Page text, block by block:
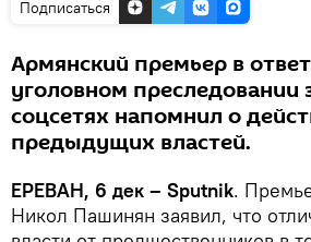
Подписаться
Армянский премьер в
уголовном преследовании
соцсетях напомнил о
предыдущих властей.
ЕРЕВАН, 6 дек – Sputnik.
Никол Пашинян заявил, что